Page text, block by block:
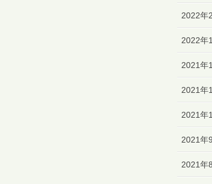
2022年
2022年
2021年
2021年
2021年
2021年
2021年